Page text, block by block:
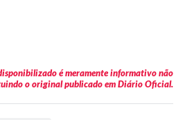
é meramente informativo não
o original publicado em Diário Oficial.